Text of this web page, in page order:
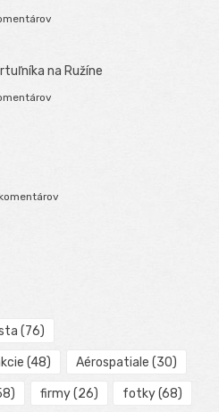
na Ružíne
(76)
(48) Aérospatiale (30)
firmy(26) fotky(68)